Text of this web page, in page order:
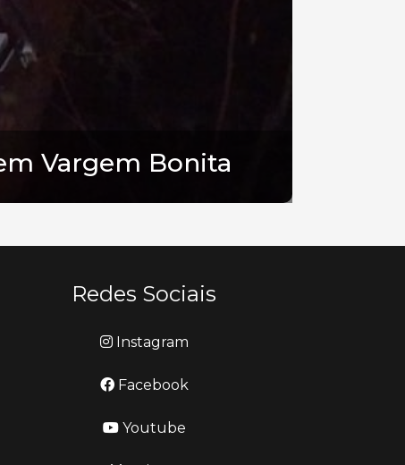
Vargem Bonita
Redes Sociais
Instagram
Facebook
Youtube